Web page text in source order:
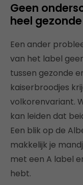
Geen
heel
Een ander
van het label
tussen gezonde
kaiserbroodjes
volkorenvariant.
kan leiden dat
Een blik op de
makkelijk je
met een A label
hebt.